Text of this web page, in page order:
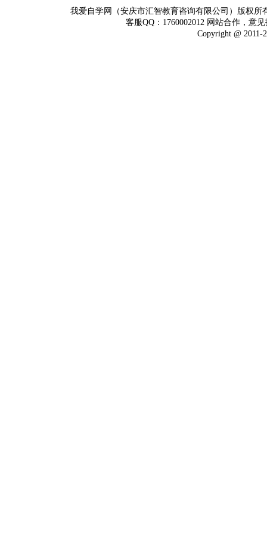
我爱自学网（安庆市汇智教育咨询有限公司）版权
客服QQ：1760002012 网站合作，意
Copyright @